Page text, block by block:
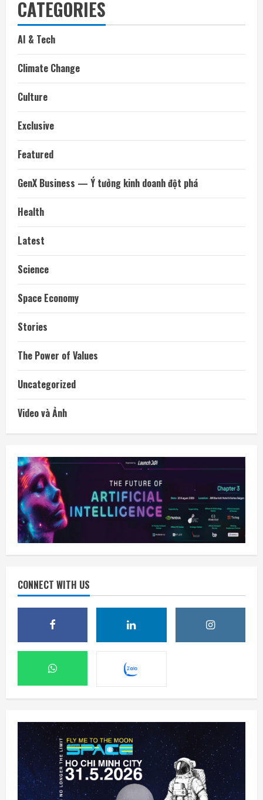
CATEGORIES
AI & Tech
Climate Change
Culture
Exclusive
Featured
GenX Business — Ý tưởng kinh doanh đột phá
Health
Latest
Science
Space Economy
Stories
The Power of Values
Uncategorized
Video và Ảnh
CONNECT WITH US
OpenAI mua lại startup công cụ thuyết